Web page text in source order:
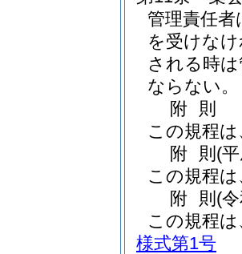
管理責任
を受けな
される時
ならない。
附 則
この規程
附 則 (
この規程
附 則 (
この規程
様式第1号